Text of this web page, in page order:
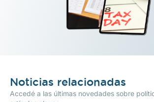
Noticias relacionadas
Accedé a las últimas novedades sobre